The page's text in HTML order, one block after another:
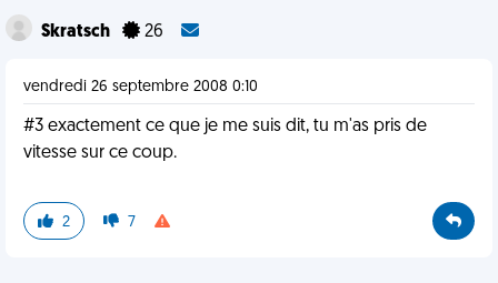
Skratsch 26
vendredi 26 septembre 2008 0:10
#3 exactement ce que je me suis dit, tu m'as pris de
vitesse sur ce coup.
2 7